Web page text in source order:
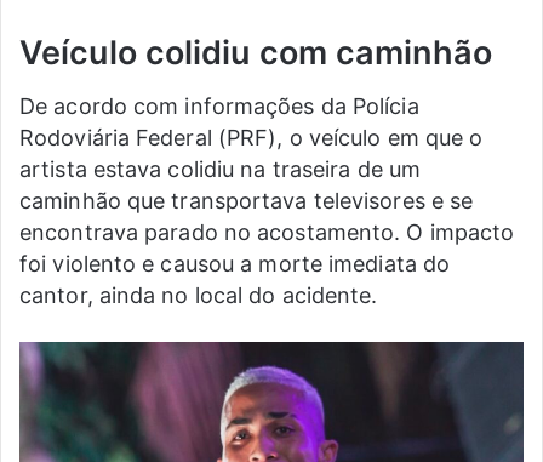
Veículo colidiu com caminhão
De acordo com informações da Polícia
Rodoviária Federal (PRF), o veículo em que o
artista estava colidiu na traseira de um
caminhão que transportava televisores e se
encontrava parado no acostamento. O impacto
foi violento e causou a morte imediata do
cantor, ainda no local do acidente.